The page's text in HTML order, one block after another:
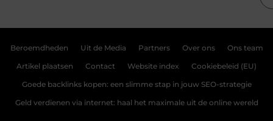
Beroemdheden Uit de Media Partners Over ons Ons team
Artikel plaatsen Contact Website index Cookiebeleid (EU)
Goede backlinks kopen: een slimme stap in jouw SEO-strategie
Geld verdienen via internet: haal het maximale uit de online wereld